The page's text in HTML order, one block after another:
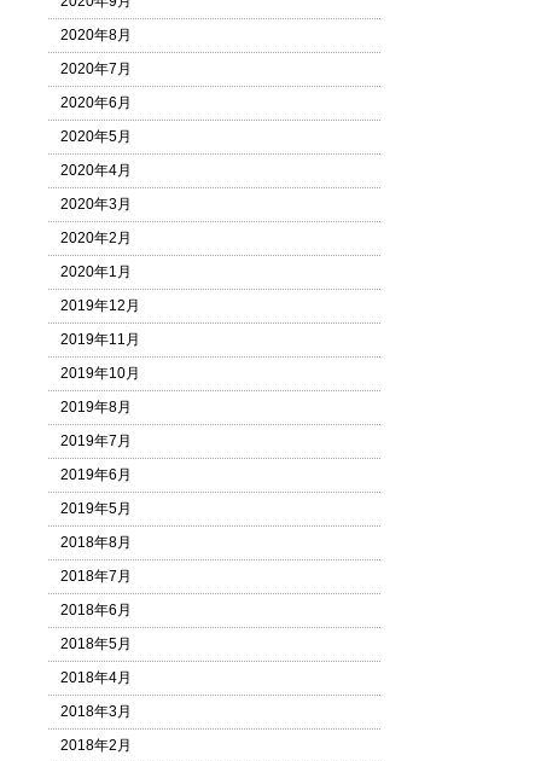
2020年8月
2020年7月
2020年6月
2020年5月
2020年4月
2020年3月
2020年2月
2020年1月
2019年12月
2019年11月
2019年10月
2019年8月
2019年7月
2019年6月
2019年5月
2018年8月
2018年7月
2018年6月
2018年5月
2018年4月
2018年3月
2018年2月